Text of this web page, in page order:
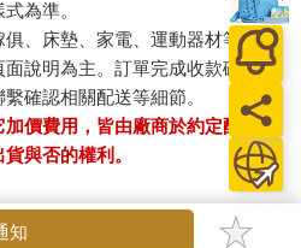
為準。
、床墊、家電、運動器材等）及
說明為主。訂單完成收款確認
確認相關配送等細節。
價費用，皆由廠商於約定配送時
與否的權利。
ATM! 如接獲電話要求您前往
知